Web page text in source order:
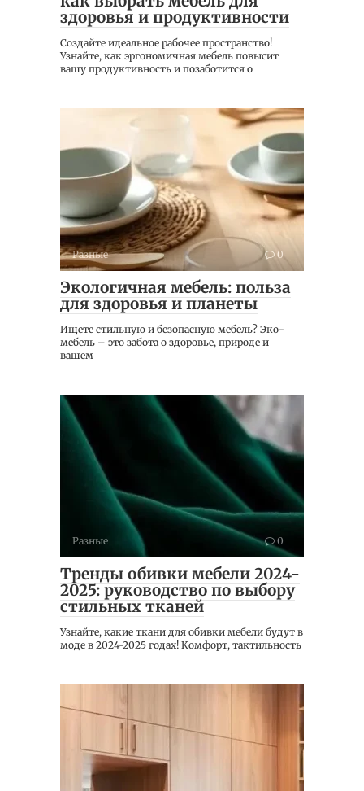
здоровья и продуктивности
Создайте идеальное рабочее пространство!
Узнайте, как эргономичная мебель повысит
вашу продуктивность и позаботится о
Разные 0
Экологичная мебель: польза
для здоровья и планеты
Ищете стильную и безопасную мебель? Эко-
мебель – это забота о здоровье, природе и
вашем
Разные 0
Тренды обивки мебели 2024-
2025: руководство по выбору
стильных тканей
Узнайте, какие ткани для обивки мебели будут в
моде в 2024-2025 годах! Комфорт, тактильность